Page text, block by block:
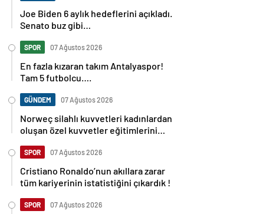
Joe Biden 6 aylık hedeflerini açıkladı.
Senato buz gibi…
SPOR 07 Ağustos 2026
En fazla kızaran takım Antalyaspor!
Tam 5 futbolcu….
GÜNDEM 07 Ağustos 2026
Norweç silahlı kuvvetleri kadınlardan
oluşan özel kuvvetler eğitimlerini
SPOR 07 Ağustos 2026
Cristiano Ronaldo’nun akıllara zarar
tüm kariyerinin istatistiğini çıkardık !
SPOR 07 Ağustos 2026